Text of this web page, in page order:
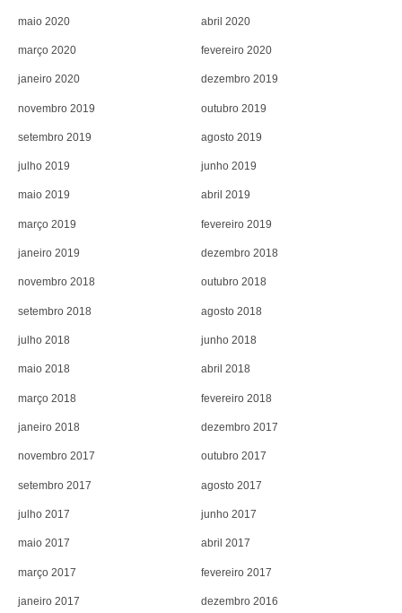
maio 2020 abril 2020
março 2020 fevereiro 2020
janeiro 2020 dezembro 2019
novembro 2019 outubro 2019
setembro 2019 agosto 2019
julho 2019 junho 2019
maio 2019 abril 2019
março 2019 fevereiro 2019
janeiro 2019 dezembro 2018
novembro 2018 outubro 2018
setembro 2018 agosto 2018
julho 2018 junho 2018
maio 2018 abril 2018
março 2018 fevereiro 2018
janeiro 2018 dezembro 2017
novembro 2017 outubro 2017
setembro 2017 agosto 2017
julho 2017 junho 2017
maio 2017 abril 2017
março 2017 fevereiro 2017
janeiro 2017 dezembro 2016